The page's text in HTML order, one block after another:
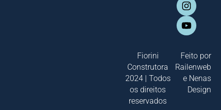
Fiorini
Construtora
2024 | Todos
os direitos
reservados
Feito por
Railenweb
e Nenas
Design